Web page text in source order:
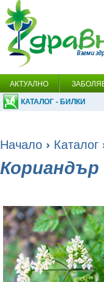
АКТУАЛНО
КАТАЛОГ - БИЛКИ
Начало › Каталог
Кориандър